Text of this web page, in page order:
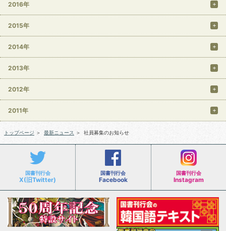
2016年
2015年
2014年
2013年
2012年
2011年
トップページ ＞ 最新ニュース ＞ 社員募集のお知らせ
国書刊行会
X(旧Twitter)
国書刊行会
Facebook
国書刊行会
Instagram